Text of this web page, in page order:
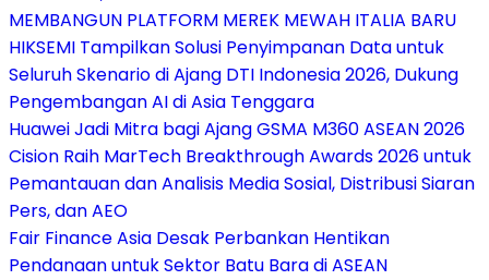
MEMBANGUN PLATFORM MEREK MEWAH ITALIA BARU
HIKSEMI Tampilkan Solusi Penyimpanan Data untuk
Seluruh Skenario di Ajang DTI Indonesia 2026, Dukung
Pengembangan AI di Asia Tenggara
Huawei Jadi Mitra bagi Ajang GSMA M360 ASEAN 2026
Cision Raih MarTech Breakthrough Awards 2026 untuk
Pemantauan dan Analisis Media Sosial, Distribusi Siaran
Pers, dan AEO
Fair Finance Asia Desak Perbankan Hentikan
Pendanaan untuk Sektor Batu Bara di ASEAN